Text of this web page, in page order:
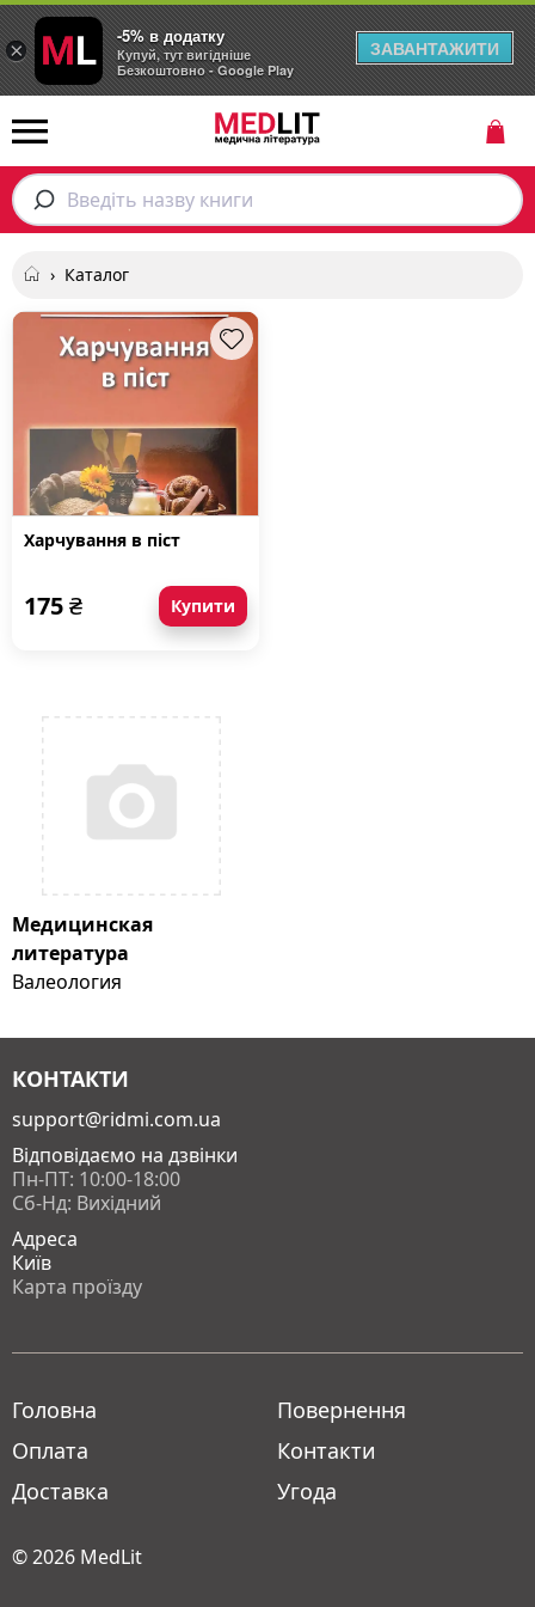
Введіть назву книги
› Каталог
Харчування в піст
175₴ Купити
Медицинская
литература
Валеология
КОНТАКТИ
support@ridmi.com.ua
Відповідаємо на дзвінки
Пн-ПТ: 10:00-18:00
Сб-Нд: Вихідний
Адреса
Київ
Карта проїзду
Головна
Оплата
Доставка
Повернення
Контакти
Угода
© 2026 MedLit
×
-5% в додатку
Купуй, тут вигідніше
Безкоштовно - Google Play
ЗАВАНТАЖИТИ